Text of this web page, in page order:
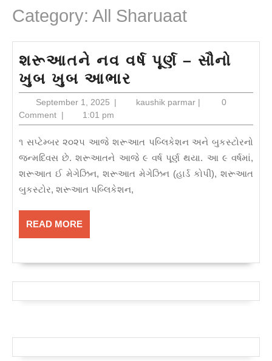
Button
Category: All Sharuaat
શરૂઆતને નવ વર્ષ પૂર્ણ – સૌનો
ખુબ ખુબ આભાર
નવ
–
સૌનો
ખુબ
September 1, 2025September
1,
2025
| kaushik parmarkaushik
|
0
Comment | 1:01 pm
૧ સપ્ટેમ્બર ૨૦૨૫ આજે શરૂઆત પબ્લિકેશન અને બુકસ્ટોરનો
જન્મદિવસ છે. શરૂઆતને આજે ૯ વર્ષ પૂર્ણ થયા. આ ૯ વર્ષમાં,
શરૂઆત ઈ મેગેઝિન, શરૂઆત મેગેઝિન (હાર્ડ કોપી), શરૂઆત
બુકસ્ટોર, શરૂઆત પબ્લિકેશન,
READ MOREREAD
MORE